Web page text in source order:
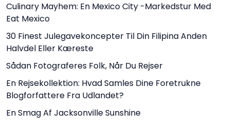
Culinary Mayhem: En Mexico City -markedstur Med
Eat Mexico
30 Finest Julegavekoncepter Til Din Filipina Anden
Halvdel Eller Kæreste
Sådan Fotograferes Folk, Når Du Rejser
En Rejsekollektion: Hvad Samles Dine Foretrukne
Blogforfattere Fra Udlandet?
En Smag Af Jacksonville Sunshine